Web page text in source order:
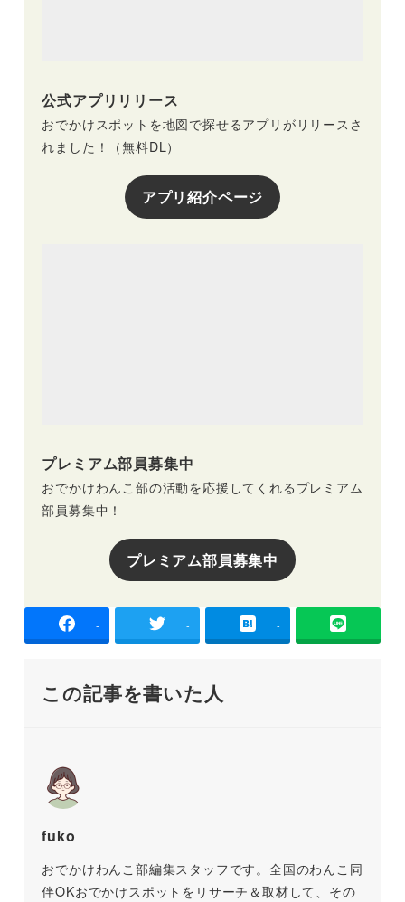
公式アプリリリース
おでかけスポットを地図で探せるアプリがリリースさ
れました！（無料DL）
アプリ紹介ページ
プレミアム部員募集中
おでかけわんこ部の活動を応援してくれるプレミアム
部員募集中！
プレミアム部員募集中
- - -
この記事を書いた人
fuko
おでかけわんこ部編集スタッフです。全国のわんこ同
伴OKおでかけスポットをリサーチ＆取材して、その